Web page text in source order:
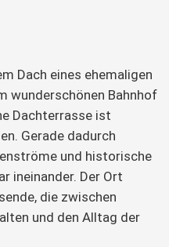
Dach eines ehemaligen
wunderschönen Bahnhof
Dachterrasse ist
Gerade dadurch
und historische
ineinander. Der Ort
die zwischen
und den Alltag der